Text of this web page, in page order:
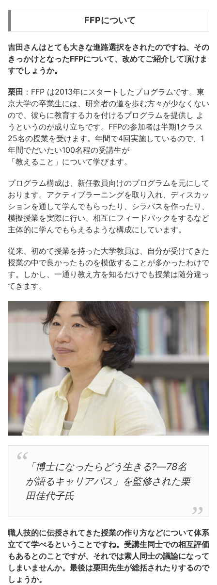
FFPについて
吉田さんはとても大きな進路選択をされたのですね、その
きっかけとなったFFPについて、改めてご紹介して頂けま
すでしょうか。
栗田 ：FFP は2013年にスタートしたプログラムです。東
京大学の卒業生には、研究者の道を歩む方々が少なくない
ので、彼らに教育する力を付けるプログラムを提供し よ
うというのが成り立ちです。FFPの参加者は半期1クラス
25名の授業を受けます。年間で4回実施しているので、1
年間でだいたい100名程の受講生が
「教えること」について学びます。
プログラム構成は、新任教員向けのプログラムを元にして
おります。アクティブラーニングを取り入れ、ディスカッ
ションを通して学んでもらったり、シラバスを作ったり、
模擬授業を実際に行い、相互にフィードバックをするなど
主体的に学んでもらえるような構成にしています。
従来、初めて授業を持った大学教員は、自分が受けてきた
授業の中で良かったものを模倣することが多かったわけで
す。しかし、一通り教え方を知るだけでも授業は随分違っ
てきます。
「博士になったらどう生きる?―78名
が語るキャリアパス」を監修された栗
田佳代子氏
職人技的に伝授されてきた授業の作り方などについて体系
立てて学べるということですね。受講生同士での相互評価
もあるとのことですが、それでは素人同士の議論になって
しまいませんか。最後は栗田先生が総括されたりするので
しょうか。